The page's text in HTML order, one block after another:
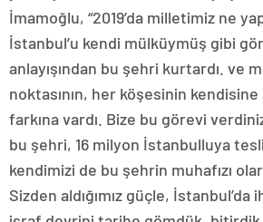
İmamoğlu, “2019’da milletimiz ne
İstanbul’u kendi mülküymüş gibi
anlayışından bu şehri kurtardı. ve
noktasının, her köşesinin
farkına vardı. Bize bu görevi
bu şehri, 16 milyon İstanbulluya
kendimizi de bu şehrin muhafızı
Sizden aldığımız güçle,